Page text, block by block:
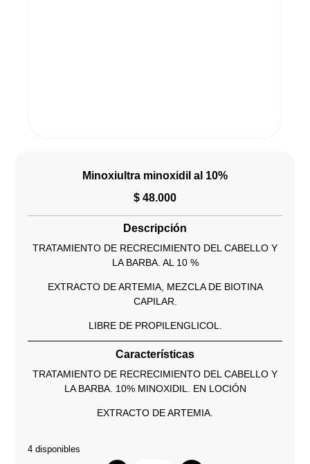
Minoxiultra minoxidil al 10%
$ 48.000
Descripción
TRATAMIENTO DE RECRECIMIENTO DEL CABELLO Y
LA BARBA. AL 10 %
EXTRACTO DE ARTEMIA, MEZCLA DE BIOTINA
CAPILAR.
LIBRE DE PROPILENGLICOL.
Características
TRATAMIENTO DE RECRECIMIENTO DEL CABELLO Y
LA BARBA. 10% MINOXIDIL. EN LOCIÓN
EXTRACTO DE ARTEMIA.
4 disponibles